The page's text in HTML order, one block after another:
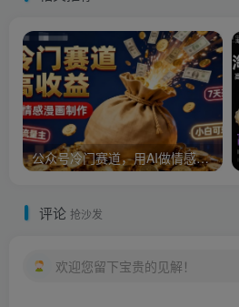
公众号冷门赛道，用AI做情感漫画，7天开通流量主，操作简单，小白可玩
评论 抢沙发
欢迎您留下宝贵的见解！